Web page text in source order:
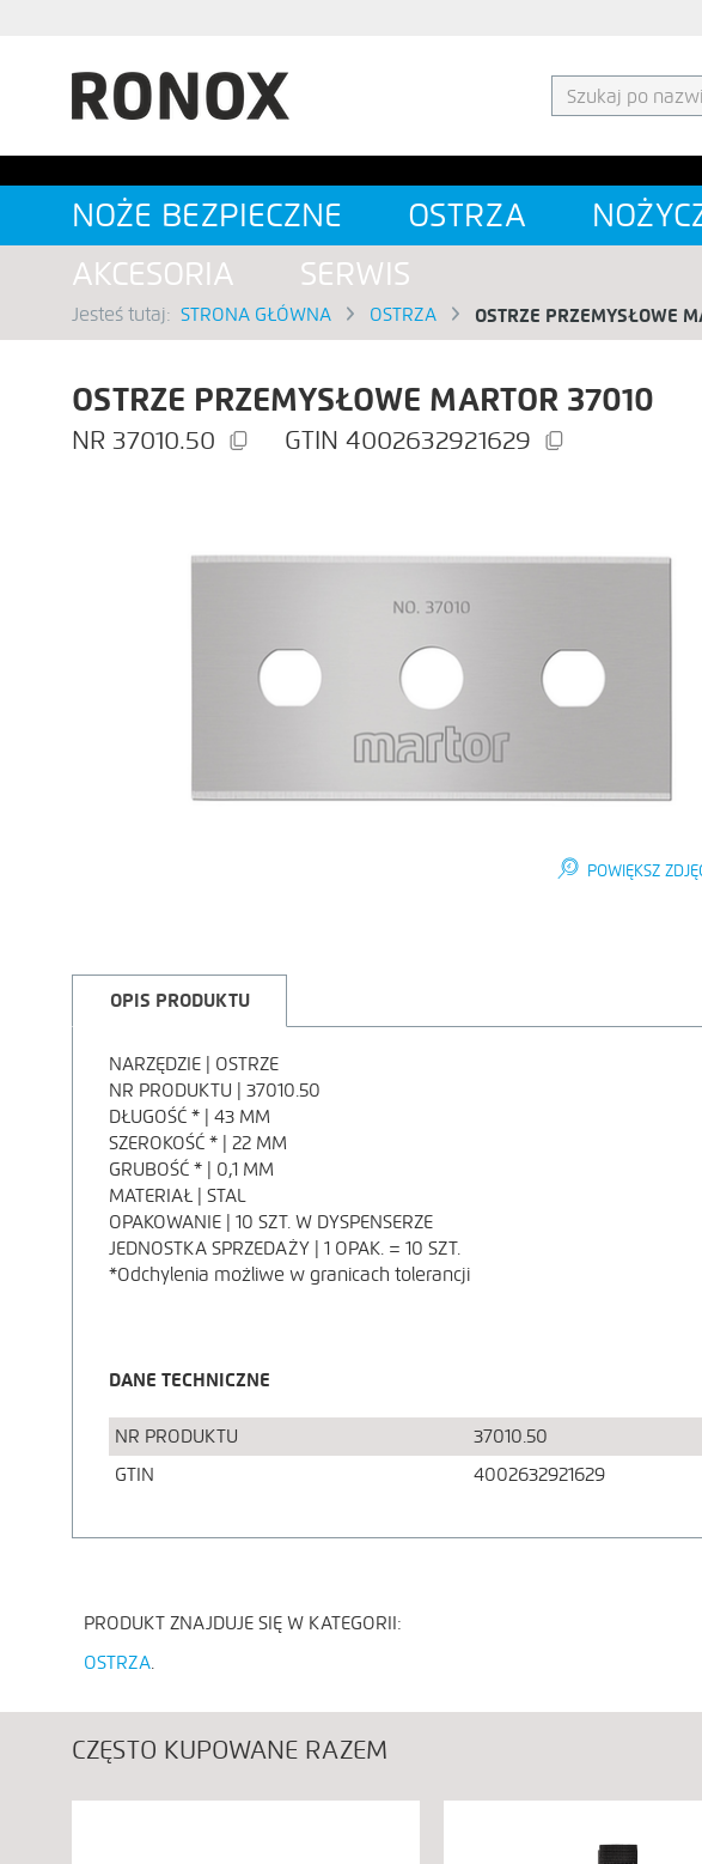
NOŻE BEZPIECZNE OSTRZA
AKCESORIA
SERWIS
Jesteś tutaj: STRONA GŁÓWNA OSTRZA OSTRZE PRZEMYSŁOWE
OSTRZE PRZEMYSŁOWE MARTOR 37010
37010.50 4002632921629
POWIĘKSZ
OPIS PRODUKTU
OPIS
PRODUKTU
NARZĘDZIE | OSTRZE
NR PRODUKTU | 37010.50
DŁUGOŚĆ * | 43 MM
SZEROKOŚĆ * | 22 MM
GRUBOŚĆ * | 0,1 MM
MATERIAŁ | STAL
OPAKOWANIE | 10 SZT. W DYSPENSERZE
JEDNOSTKA SPRZEDAŻY | 1 OPAK. = 10 SZT.
*Odchylenia możliwe w granicach tolerancji
DANE TECHNICZNE
NR PRODUKTU
37010.50
GTIN
4002632921629
PRODUKT ZNAJDUJE SIĘ W KATEGORII:
OSTRZA
CZĘSTO KUPOWANE RAZEM